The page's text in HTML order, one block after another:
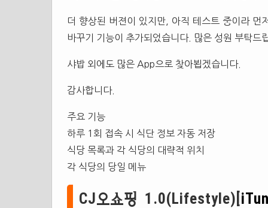
더 향상된 버젼이 있지만, 아직 테스트 중이라
바꾸기 기능이 추가되었습니다. 많은 성원 부탁드
샤밥 외에도 많은 App으로 찾아뵙겠습니다.
감사합니다.
주요 기능
하루 1회 접속 시 식단 정보 자동 저장
식당 목록과 각 식당의 대략적 위치
각 식당의 당일 메뉴
CJ오쇼핑 1.0(Lifestyle)[